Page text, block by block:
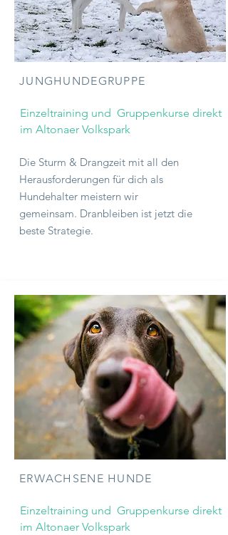
JUNGHUNDEGRUPPE
Einzeltraining und Gruppenkurse direkt
im Altonaer Volkspark
Die Sturm & Drangzeit mit all den
Herausforderungen für dich als
Hundehalter meistern wir
gemeinsam. Dranbleiben ist jetzt die
beste Strategie.
ERWACHSENE HUNDE
Einzeltraining und Gruppenkurse direkt
im Altonaer Volkspark